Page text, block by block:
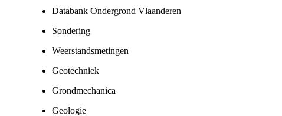
Databank Ondergrond Vlaanderen
Sondering
Weerstandsmetingen
Geotechniek
Grondmechanica
Geologie